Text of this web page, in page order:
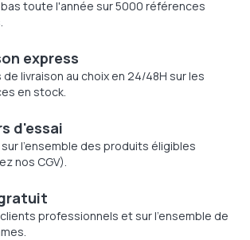
toute l'année sur 5000 références
express
de livraison au choix en 24/48H sur les
en stock.
d'essai
sur l'ensemble des produits éligibles
nos CGV).
professionnels et sur l'ensemble de